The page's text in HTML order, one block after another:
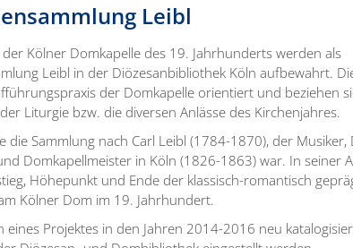
Leibl
der Kölner Domkapelle des 19. Jahrhunderts werden als
Leibl in der Diözesanbibliothek Köln aufbewahrt.
der Domkapelle orientiert und beziehen
Liturgie bzw. die diversen Anlässe des Kirchenjahres.
die Sammlung nach Carl Leibl (1784-1870), der Musiker,
Domkapellmeister in Köln (1826-1863) war. In seiner
Höhepunkt und Ende der klassisch-romantisch
Kölner Dom im 19. Jahrhundert.
eines Projektes in den Jahren 2014-2016 neu